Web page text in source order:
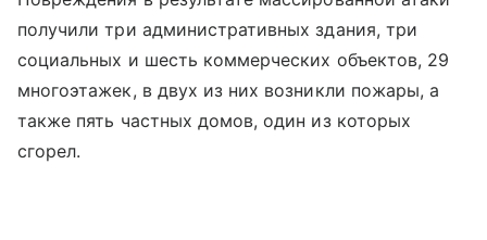
получили три административных здания, три
социальных и шесть коммерческих объектов, 29
многоэтажек, в двух из них возникли пожары, а
также пять частных домов, один из которых
сгорел.